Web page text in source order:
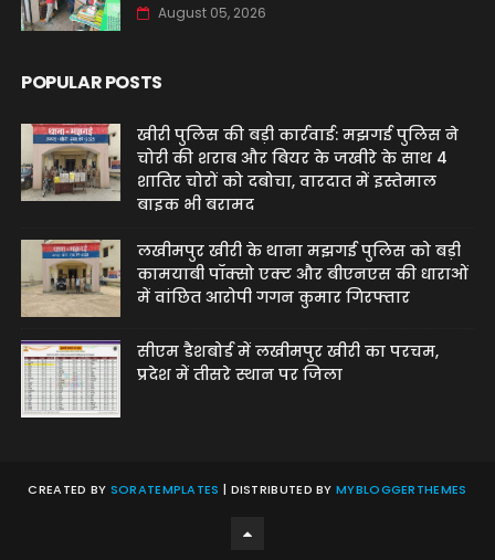
August 05, 2026
POPULAR POSTS
खीरी पुलिस की बड़ी कार्रवाई: मझगई पुलिस ने
चोरी की शराब और बियर के जखीरे के साथ 4
शातिर चोरों को दबोचा, वारदात में इस्तेमाल
बाइक भी बरामद
लखीमपुर खीरी के थाना मझगई पुलिस को बड़ी
कामयाबी पॉक्सो एक्ट और बीएनएस की धाराओं
में वांछित आरोपी गगन कुमार गिरफ्तार
सीएम डैशबोर्ड में लखीमपुर खीरी का परचम,
प्रदेश में तीसरे स्थान पर जिला
CREATED BY SORATEMPLATES | DISTRIBUTED BYMYBLOGGERTHEMES